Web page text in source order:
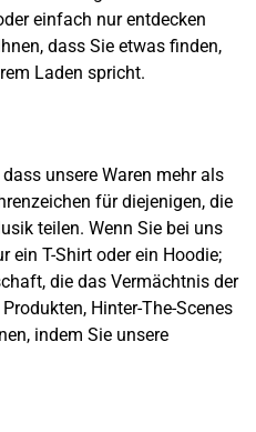
einfach nur entdecken
dass Sie etwas finden,
Laden spricht.
unsere Waren mehr als
für diejenigen, die
teilen. Wenn Sie bei uns
ein T-Shirt oder ein Hoodie;
die das Vermächtnis der
Hinter-The-Scenes
indem Sie unsere